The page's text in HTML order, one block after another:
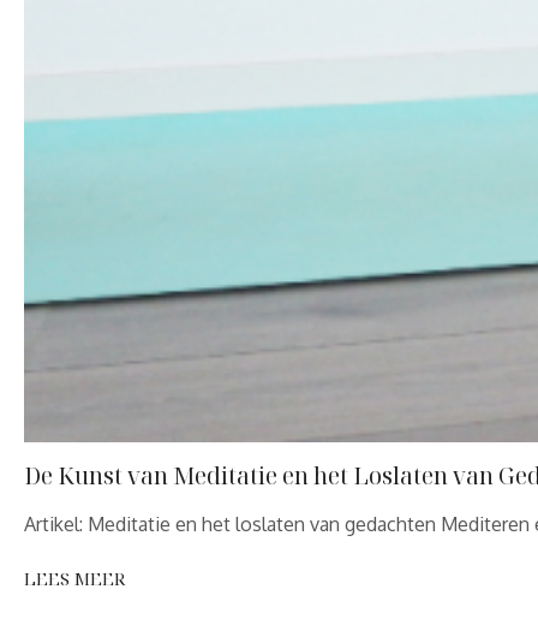
De Kunst van Meditatie en het Loslaten van
Artikel: Meditatie en het loslaten van gedachten
LEES MEER